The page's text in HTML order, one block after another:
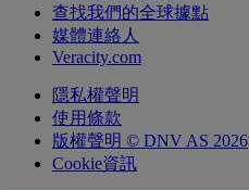
查找我們的全球據點
媒體連絡人
Veracity.com
隱私權聲明
使用條款
版權聲明 © DNV AS 2026
Cookie資訊